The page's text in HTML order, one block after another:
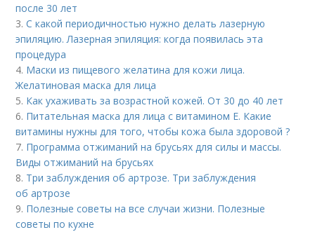
после 30 лет
3.С какой периодичностью нужно делать лазерную
эпиляцию. Лазерная эпиляция: когда появилась эта
процедура
4. Маски из пищевого желатина для кожи лица.
Желатиновая маска для лица
5. Как ухаживать за возрастной кожей. От 30 до 40 лет
6. Питательная маска для лица с витамином Е. Какие
витамины нужны для того, чтобы кожа была здоровой ?
7. Программа отжиманий на брусьях для силы и массы.
Виды отжиманий на брусьях
8. Три заблуждения об артрозе. Три заблуждения
об артрозе
9. Полезные советы на все случаи жизни. Полезные
советы по кухне